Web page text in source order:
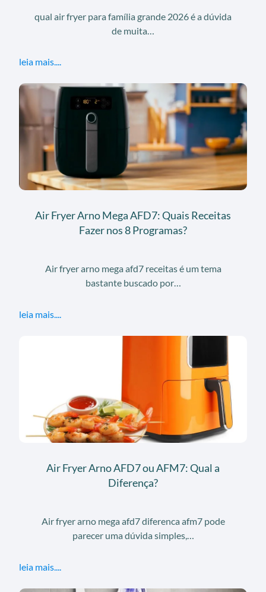
qual air fryer para família grande 2026 é a dúvida
de muita…
leia mais....
Air Fryer Arno Mega AFD7: Quais Receitas
Fazer nos 8 Programas?
Air fryer arno mega afd7 receitas é um tema
bastante buscado por…
leia mais....
Air Fryer Arno AFD7 ou AFM7: Qual a
Diferença?
Air fryer arno mega afd7 diferenca afm7 pode
parecer uma dúvida simples,…
leia mais....